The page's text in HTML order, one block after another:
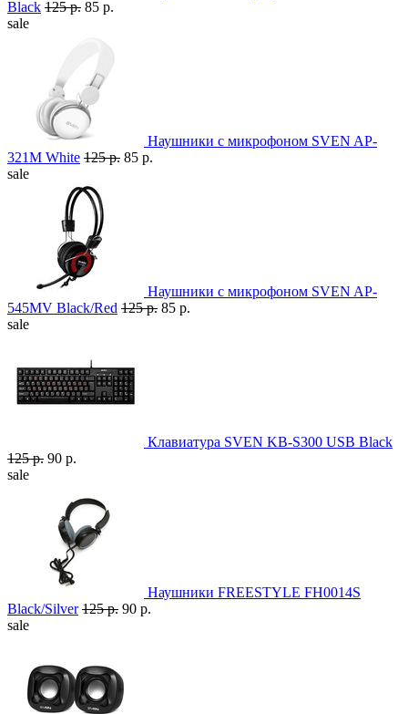
Black 125 р. 85 р.
sale
Наушники с микрофоном SVEN AP-
321M White 125 р. 85 р.
sale
Наушники с микрофоном SVEN AP-
545MV Black/Red 125 р. 85 р.
sale
Клавиатура SVEN KB-S300 USB Black
125 р. 90 р.
sale
Наушники FREESTYLE FH0014S
Black/Silver 125 р. 90 р.
sale